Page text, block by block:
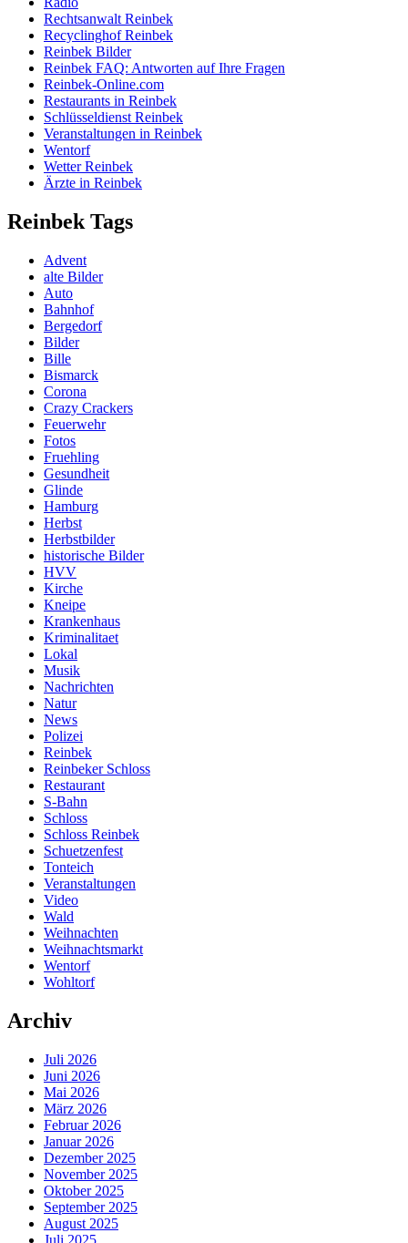
Rechtsanwalt Reinbek
Recyclinghof Reinbek
Reinbek Bilder
Reinbek FAQ: Antworten auf Ihre Fragen
Reinbek-Online.com
Restaurants in Reinbek
Schlüsseldienst Reinbek
Veranstaltungen in Reinbek
Wentorf
Wetter Reinbek
Ärzte in Reinbek
Reinbek Tags
Advent
alte Bilder
Auto
Bahnhof
Bergedorf
Bilder
Bille
Bismarck
Corona
Crazy Crackers
Feuerwehr
Fotos
Fruehling
Gesundheit
Glinde
Hamburg
Herbst
Herbstbilder
historische Bilder
HVV
Kirche
Kneipe
Krankenhaus
Kriminalitaet
Lokal
Musik
Nachrichten
Natur
News
Polizei
Reinbek
Reinbeker Schloss
Restaurant
S-Bahn
Schloss
Schloss Reinbek
Schuetzenfest
Tonteich
Veranstaltungen
Video
Wald
Weihnachten
Weihnachtsmarkt
Wentorf
Wohltorf
Archiv
Juli 2026
Juni 2026
Mai 2026
März 2026
Februar 2026
Januar 2026
Dezember 2025
November 2025
Oktober 2025
September 2025
August 2025
Juli 2025